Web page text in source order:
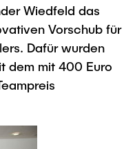
Wiedfeld das
Vorschub für
Dafür wurden
dem mit 400 Euro